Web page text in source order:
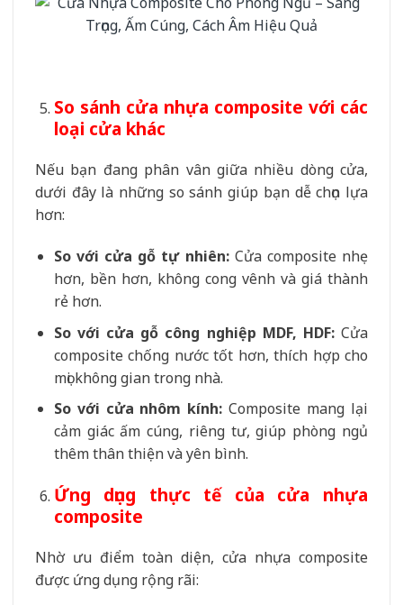
So sánh cửa nhựa composite với các
loại cửa khác
Nếu bạn đang phân vân giữa nhiều dòng cửa,
dưới đây là những so sánh giúp bạn dễ chọn lựa
hơn:
So với cửa gỗ tự nhiên:Cửa composite nhẹ
hơn, bền hơn, không cong vênh và giá thành
rẻ hơn.
So với cửa gỗ công nghiệp MDF, HDF:Cửa
composite chống nước tốt hơn, thích hợp cho
mọi không gian trong nhà.
So với cửa nhôm kính: Composite mang lại
cảm giác ấm cúng, riêng tư, giúp phòng ngủ
thêm thân thiện và yên bình.
Ứng dụng thực tế của cửa nhựa
composite
Nhờ ưu điểm toàn diện, cửa nhựa composite
được ứng dụng rộng rãi: